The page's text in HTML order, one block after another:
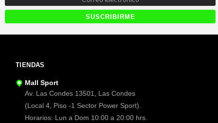
TIENDAS
Mall Sport
Av. Las Condes 13501, Las Condes
(Local 4, Piso -1 Sector Power Sport).
Horarios: Lun a Dom 10:00 a 20:00 hrs.